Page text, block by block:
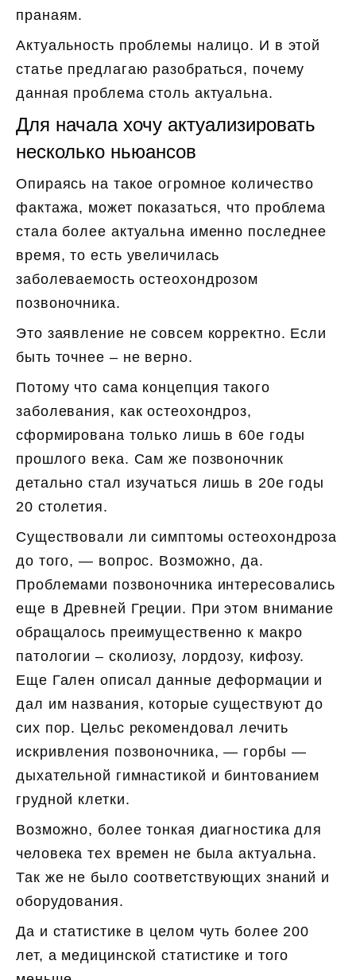
пранаям.
Актуальность проблемы налицо. И в этой
статье предлагаю разобраться, почему
данная проблема столь актуальна.
Для начала хочу актуализировать
несколько ньюансов
Опираясь на такое огромное количество
фактажа, может показаться, что проблема
стала более актуальна именно последнее
время, то есть увеличилась
заболеваемость остеохондрозом
позвоночника.
Это заявление не совсем корректно. Если
быть точнее – не верно.
Потому что сама концепция такого
заболевания, как остеохондроз,
сформирована только лишь в 60е годы
прошлого века. Сам же позвоночник
детально стал изучаться лишь в 20е годы
20 столетия.
Существовали ли симптомы остеохондроза
до того, — вопрос. Возможно, да.
Проблемами позвоночника интересовались
еще в Древней Греции. При этом внимание
обращалось преимущественно к макро
патологии – сколиозу, лордозу, кифозу.
Еще Гален описал данные деформации и
дал им названия, которые существуют до
сих пор. Цельс рекомендовал лечить
искривления позвоночника, — горбы —
дыхательной гимнастикой и бинтованием
грудной клетки.
Возможно, более тонкая диагностика для
человека тех времен не была актуальна.
Так же не было соответствующих знаний и
оборудования.
Да и статистике в целом чуть более 200
лет, а медицинской статистике и того